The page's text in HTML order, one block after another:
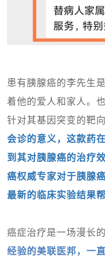
患有胰腺癌的李先生
着他的爱人和家人。
针对其基因突变的靶向
会诊的意义，这款药
到其对胰腺癌的治疗
癌权威专家对于胰腺
最新的临床实验结果
癌症治疗是一场漫长的
经验的美联医邦， 一